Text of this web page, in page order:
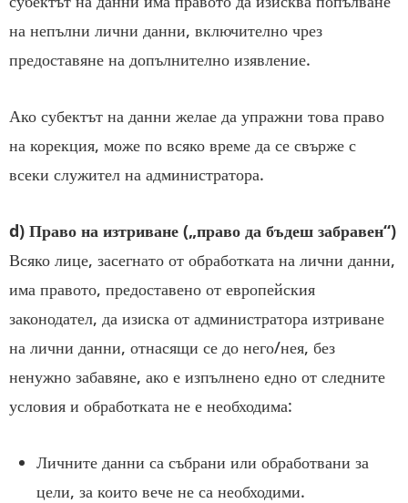
на непълни лични данни, включително чрез
предоставяне на допълнително изявление.
Ако субектът на данни желае да упражни това право
на корекция, може по всяко време да се свърже с
всеки служител на администратора.
d) Право на изтриване („право да бъдеш забравен“)
Всяко лице, засегнато от обработката на лични данни,
има правото, предоставено от европейския
законодател, да изиска от администратора изтриване
на лични данни, отнасящи се до него/нея, без
ненужно забавяне, ако е изпълнено едно от следните
условия и обработката не е необходима:
Личните данни са събрани или обработвани за
цели, за които вече не са необходими.